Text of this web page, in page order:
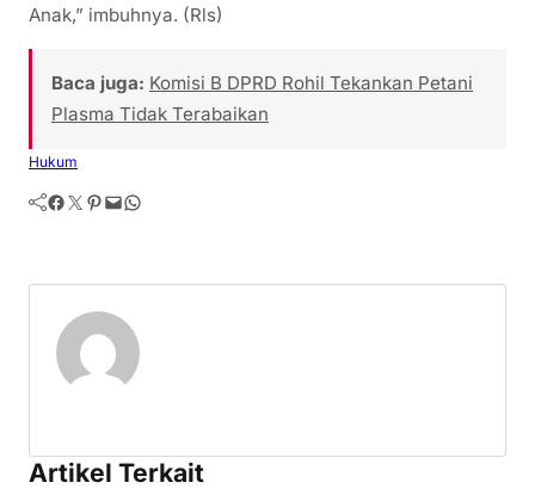
Anak,” imbuhnya. (Rls)
Baca juga: Komisi B DPRD Rohil Tekankan Petani
Plasma Tidak Terabaikan
Hukum
Facebook Twitter Pinterest Mail WhatsApp
Artikel Terkait